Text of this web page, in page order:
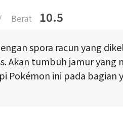
Berat 10.5
spora racun yang
Akan tumbuh jamur yang
Pokémon ini pada bagian